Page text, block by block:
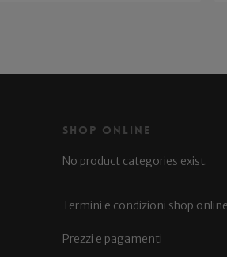
Shop Online
No product categories exist.
Termini e condizioni shop online
Prezzi e pagamenti